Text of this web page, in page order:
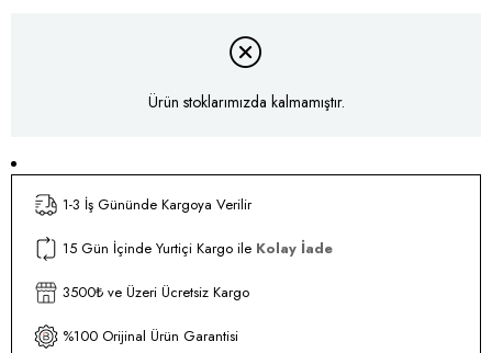
Ürün stoklarımızda kalmamıştır.
1-3 İş Gününde Kargoya Verilir
15 Gün İçinde Yurtiçi Kargo ile Kolay İade
3500₺ ve Üzeri Ücretsiz Kargo
%100 Orijinal Ürün Garantisi